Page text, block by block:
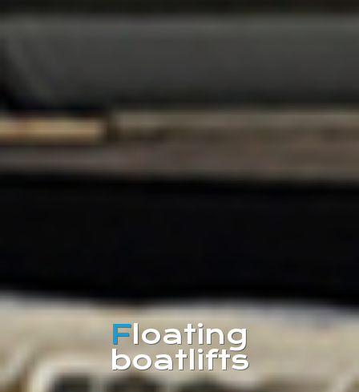
Floating
boatlifts